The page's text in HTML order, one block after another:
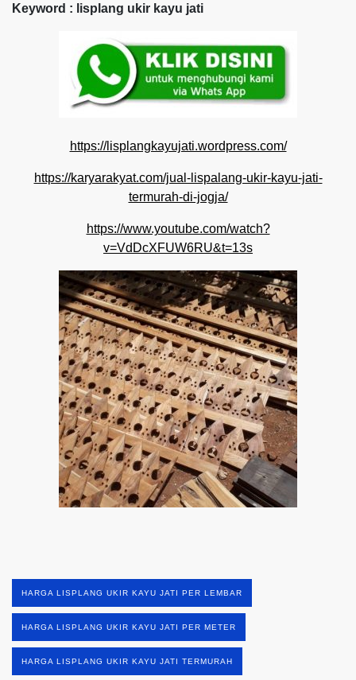
Keyword : lisplang ukir kayu jati
https://lisplangkayujati.wordpress.com/
https://karyarakyat.com/jual-lispalang-ukir-kayu-jati-
termurah-di-jogja/
https://www.youtube.com/watch?
v=VdDcXFUW6RU&t=13s
HARGA LISPLANG UKIR KAYU JATI PER LEMBAR
HARGA LISPLANG UKIR KAYU JATI PER METER
HARGA LISPLANG UKIR KAYU JATI TERMURAH